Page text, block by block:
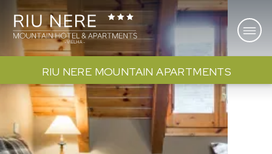
RIU NERE MOUNTAIN APARTMENTS